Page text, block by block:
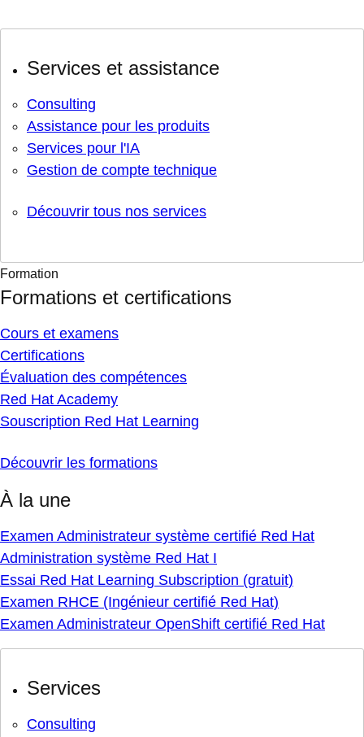
Services et assistance
Consulting
Assistance pour les produits
Services pour l'IA
Gestion de compte technique
Découvrir tous nos services
Formation
Formations et certifications
Cours et examens
Certifications
Évaluation des compétences
Red Hat Academy
Souscription Red Hat Learning
Découvrir les formations
À la une
Examen Administrateur système certifié Red Hat
Administration système Red Hat I
Essai Red Hat Learning Subscription (gratuit)
Examen RHCE (Ingénieur certifié Red Hat)
Examen Administrateur OpenShift certifié Red Hat
Services
Consulting